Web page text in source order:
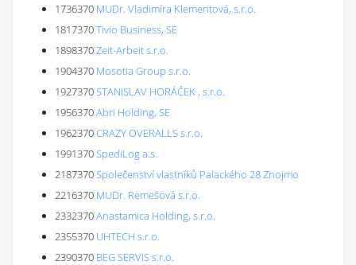
1736370 MUDr. Vladimíra Klementová, s.r.o.
1817370Tivio Business, SE
1898370Zeit-Arbeit s.r.o.
1904370 Mosotia Group s.r.o.
1927370STANISLAV HORÁČEK , s.r.o.
1956370Abri Holding, SE
1962370CRAZY OVERALLS s.r.o.
1991370SpediLog a.s.
2187370Společenství vlastníků Palackého 28 Znojmo
2216370 MUDr. Remešová s.r.o.
2332370Anastamica Holding, s.r.o.
2355370 UHTECH s.r.o.
2390370 BEG SERVIS s.r.o.